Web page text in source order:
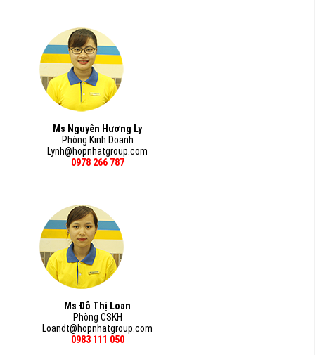
Ms Nguyễn Hương Ly
Phòng Kinh Doanh
Lynh@hopnhatgroup.com
0978 266 787
Ms Đỗ Thị Loan
Phòng CSKH
Loandt@hopnhatgroup.com
0983 111 050